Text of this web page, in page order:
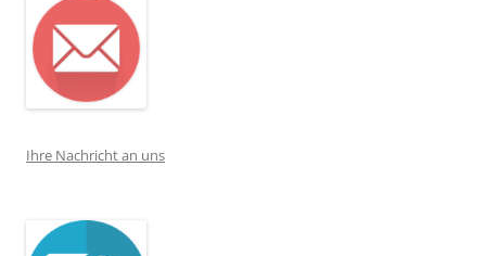
Ihre Nachricht an uns